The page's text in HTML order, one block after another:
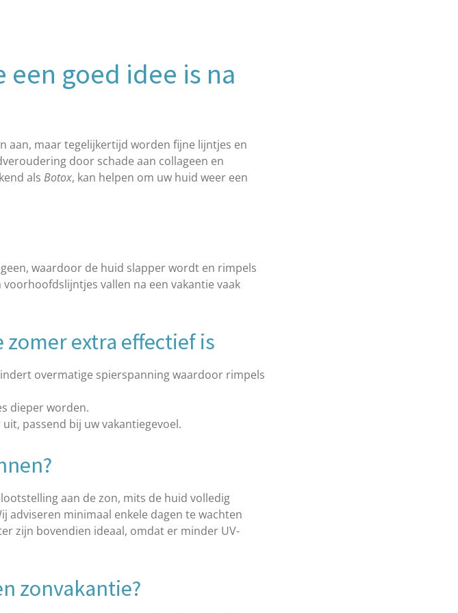
goed idee is na
aan, maar tegelijkertijd worden fijne lijntjes en
door schade aan collageen en
als Botox, kan helpen om uw huid weer een
waardoor de huid slapper wordt en rimpels
vallen na een vakantie vaak
extra effectief is
overmatige spierspanning waardoor rimpels
dieper worden.
passend bij uw vakantiegevoel.
aan de zon, mits de huid volledig
adviseren minimaal enkele dagen te wachten
zijn bovendien ideaal, omdat er minder UV-
zonvakantie?